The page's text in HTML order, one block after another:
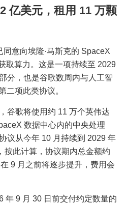
亿美元，租用 11 万颗
意向埃隆·马斯克的 SpaceX
取算力。这是一项持续至 2029
分，也是谷歌数周内与人工智
二项此类协议。
谷歌将使用约 11 万个英伟达
数据中心内的中央处理
议从今年 10 月持续到 2029 年
按此计算，协议期内总金额约
9 月之前将逐步提升，费用会
年 9 月 30 日前交付约定数量的